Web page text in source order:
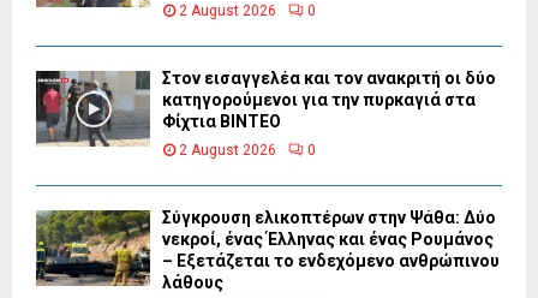
2 August 2026 0
Στον εισαγγελέα και τον ανακριτή οι δύο
κατηγορούμενοι για την πυρκαγιά στα
Φίχτια ΒΙΝΤΕΟ
2 August 2026 0
Σύγκρουση ελικοπτέρων στην Ψάθα: Δύο
νεκροί, ένας Έλληνας και ένας Ρουμάνος
– Εξετάζεται το ενδεχόμενο ανθρώπινου
λάθους